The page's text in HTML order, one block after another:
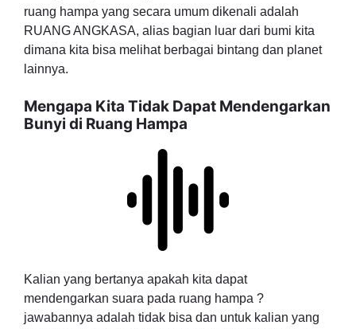
ruang hampa yang secara umum dikenali adalah
RUANG ANGKASA, alias bagian luar dari bumi kita
dimana kita bisa melihat berbagai bintang dan planet
lainnya.
Mengapa Kita Tidak Dapat Mendengarkan
Bunyi di Ruang Hampa
Kalian yang bertanya apakah kita dapat
mendengarkan suara pada ruang hampa ?
jawabannya adalah tidak bisa dan untuk kalian yang